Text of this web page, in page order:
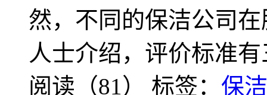
然，不同的保洁公司
人士介绍，评价标准
阅读（81） 标签： 保